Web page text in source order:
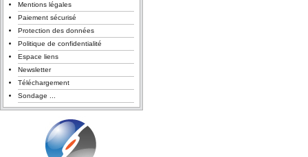
Mentions légales
Paiement sécurisé
Protection des données
Politique de confidentialité
Espace liens
Newsletter
Téléchargement
Sondage ...